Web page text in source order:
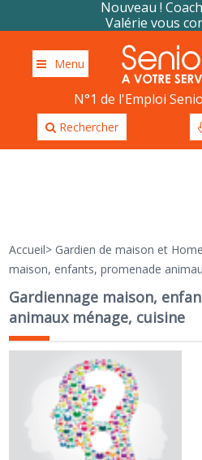
Nouveau !
Valérie vous
Menu
N°1 de l'Emploi
Rechercher
Accueil> Gardien de maison et
maison, enfants, promenade
Gardiennage maison,
animaux ménage, cuisine